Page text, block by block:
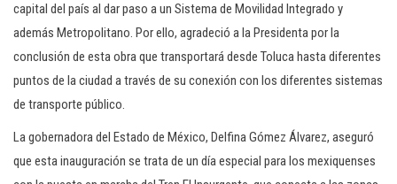
capital del país al dar paso a un Sistema de Movilidad Integrado y
además Metropolitano. Por ello, agradeció a la Presidenta por la
conclusión de esta obra que transportará desde Toluca hasta diferentes
puntos de la ciudad a través de su conexión con los diferentes sistemas
de transporte público.
La gobernadora del Estado de México, Delfina Gómez Álvarez, aseguró
que esta inauguración se trata de un día especial para los mexiquenses